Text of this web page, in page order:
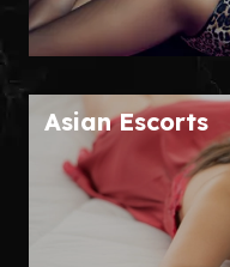
Asian Escorts